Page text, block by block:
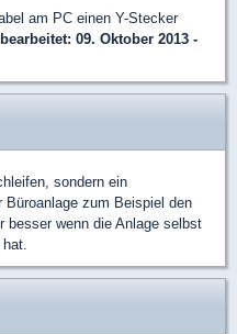
am PC einen Y-Stecker
bearbeitet: 09. Oktober 2013 -
sondern ein
zum Beispiel den
besser wenn die Anlage selbst